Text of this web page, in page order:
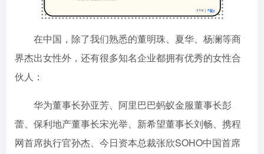
在中国，除了我们熟悉的董明珠、夏华、杨澜等商
界杰出女性外，还有很多知名企业都拥有优秀的女性合
伙人：
华为董事长孙亚芳、阿里巴巴蚂蚁金服董事长彭
蕾、保利地产董事长宋光举、新希望董事长刘畅、携程
网首席执行官孙杰、今日资本总裁张欣SOHO中国首席